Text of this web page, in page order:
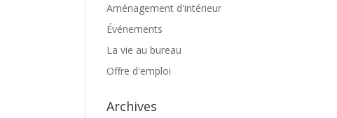
Aménagement d'intérieur
Événements
La vie au bureau
Offre d'emploi
Archives